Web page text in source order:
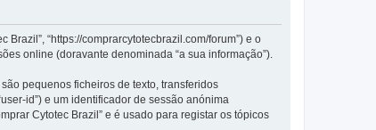
“https://comprarcytotecbrazil.com/forum”) e o
online (doravante denominada “a sua informação”).
pequenos ficheiros de texto, transferidos
id”) e um identificador de sessão anónima
Cytotec Brazil” e é usado para registar os tópicos